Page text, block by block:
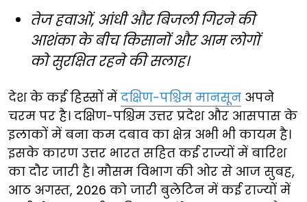
तेज हवाओं, आंधी और बिजली गिरने की
आशंका के बीच किसानों और आम लोगों
को सुरक्षित रहने की सलाह।
देश के कई हिस्सों में दक्षिण-पश्चिम मानसून अपने
चरम पर है। दक्षिण-पश्चिम उत्तर प्रदेश और आसपास के
इलाकों में बना कम दबाव का क्षेत्र अभी भी कायम है।
इसके कारण उत्तर भारत सहित कई राज्यों में बारिश
का दौर जारी है। मौसम विभाग की ओर से आज सुबह,
आठ अगस्त, 2026 को जारी बुलेटिन में कई राज्यों में